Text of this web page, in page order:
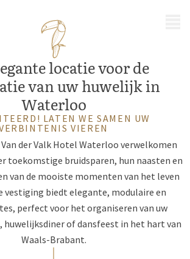
locatie voor de
van uw huwelijk in
Waterloo
LATEN WE SAMEN UW
VIEREN
der Valk Hotel Waterloo verwelkomen
toekomstige bruidsparen, hun naasten en
van de mooiste momenten van het leven
vestiging biedt elegante, modulaire en
perfect voor het organiseren van uw
huwelijksdiner of dansfeest in het hart van
Waals-Brabant.